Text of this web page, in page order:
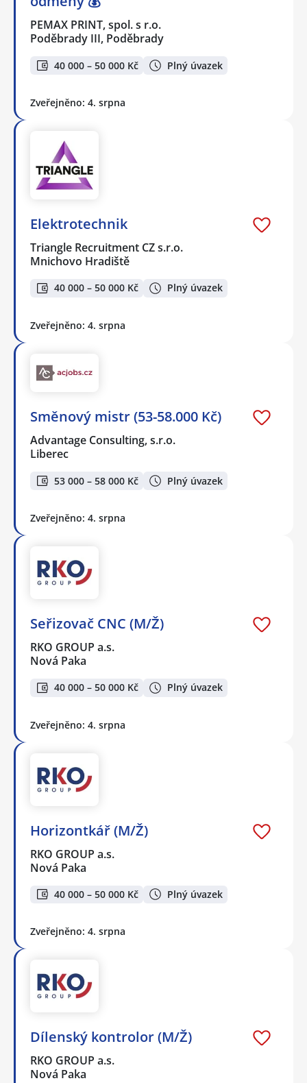
PEMAX PRINT, spol. s r.o.
Poděbrady III, Poděbrady
40 000 – 50 000 Kč Plný úvazek
Zveřejněno: 4. srpna
Elektrotechnik
Triangle Recruitment CZ s.r.o.
Mnichovo Hradiště
40 000 – 50 000 Kč Plný úvazek
Zveřejněno: 4. srpna
Směnový mistr (53-58.000 Kč)
Advantage Consulting, s.r.o.
Liberec
53 000 – 58 000 Kč Plný úvazek
Zveřejněno: 4. srpna
Seřizovač CNC (M/Ž)
RKO GROUP a.s.
Nová Paka
40 000 – 50 000 Kč Plný úvazek
Zveřejněno: 4. srpna
Horizontkář (M/Ž)
RKO GROUP a.s.
Nová Paka
40 000 – 50 000 Kč Plný úvazek
Zveřejněno: 4. srpna
Dílenský kontrolor (M/Ž)
RKO GROUP a.s.
Nová Paka